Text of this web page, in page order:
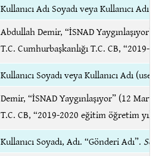
Kullanıcı Adı Soyadı veya Kullanıcı
Abdullah Demir, “İSNAD Yaygınlaşıyor”,
T.C. Cumhurbaşkanlığı T.C. CB,
Kullanıcı Soyadı veya Kullanıcı Adı
Demir, “İSNAD Yaygınlaşıyor” (12 Mart
T.C. CB, “2019-2020 eğitim öğretim
Kullanıcı Soyadı, Adı. “Gönderi Adı”.